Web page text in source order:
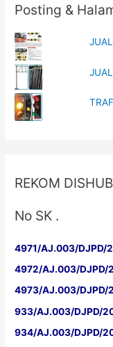
Posting &
REKOM DISHUB
No SK .
4971/AJ.003/DJPD/
4972/AJ.003/DJPD/
4973/AJ.003/DJPD/
933/AJ.003/DJPD/
934/AJ.003/DJPD/